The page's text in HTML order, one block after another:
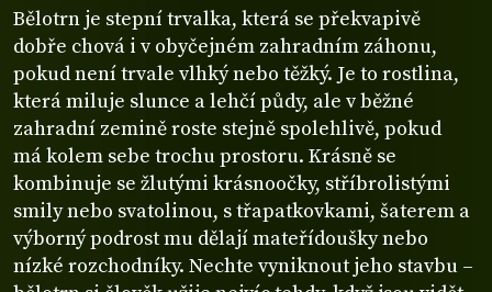
Bělotrn je stepní trvalka, která se překvapivě
dobře chová i v obyčejném zahradním záhonu,
pokud není trvale vlhký nebo těžký. Je to rostlina,
která miluje slunce a lehčí půdy, ale v běžné
zahradní zemině roste stejně spolehlivě, pokud
má kolem sebe trochu prostoru. Krásně se
kombinuje se žlutými krásnoočky, stříbrolistými
smily nebo svatolinou, s třapatkovkami, šaterem a
výborný podrost mu dělají mateřídoušky nebo
nízké rozchodníky. Nechte vyniknout jeho stavbu –